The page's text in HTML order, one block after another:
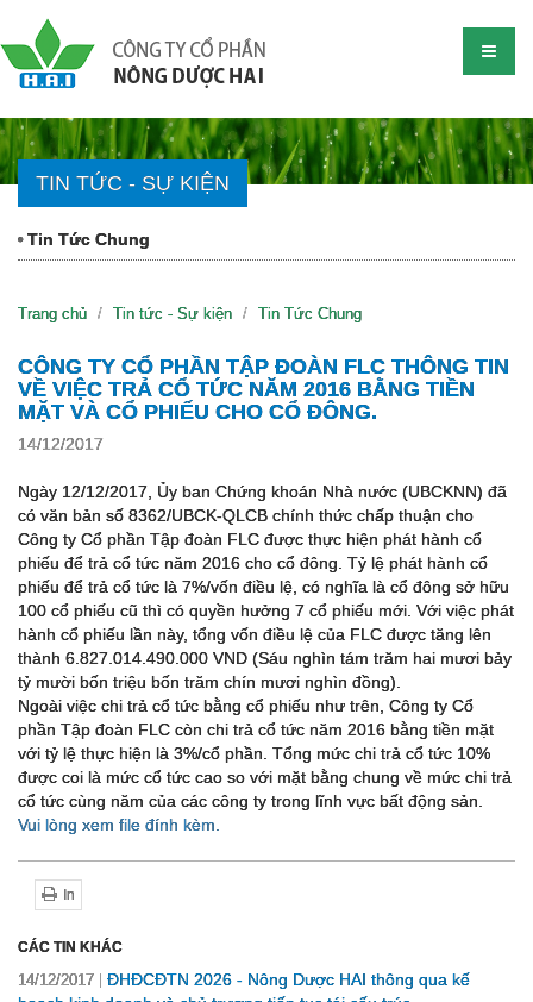
TIN TỨC - SỰ KIỆN
Tin Tức Chung
Trang chủ Tin tức - Sự kiện Tin Tức Chung
CÔNG TY CỔ PHẦN TẬP ĐOÀN FLC THÔNG TIN
VỀ VIỆC TRẢ CỔ TỨC NĂM 2016 BẰNG TIỀN
MẶT VÀ CỔ PHIẾU CHO CỔ ĐÔNG.
14/12/2017
Ngày 12/12/2017, Ủy ban Chứng khoán Nhà nước (UBCKNN) đã
có văn bản số 8362/UBCK-QLCB chính thức chấp thuận cho
Công ty Cổ phần Tập đoàn FLC được thực hiện phát hành cổ
phiếu để trả cổ tức năm 2016 cho cổ đông. Tỷ lệ phát hành cổ
phiếu để trả cổ tức là 7%/vốn điều lệ, có nghĩa là cổ đông sở hữu
100 cổ phiếu cũ thì có quyền hưởng 7 cổ phiếu mới. Với việc phát
hành cổ phiếu lần này, tổng vốn điều lệ của FLC được tăng lên
thành 6.827.014.490.000 VND (Sáu nghìn tám trăm hai mươi bảy
tỷ mười bốn triệu bốn trăm chín mươi nghìn đồng).
Ngoài việc chi trả cổ tức bằng cổ phiếu như trên, Công ty Cổ
phần Tập đoàn FLC còn chi trả cổ tức năm 2016 bằng tiền mặt
với tỷ lệ thực hiện là 3%/cổ phần. Tổng mức chi trả cổ tức 10%
được coi là mức cổ tức cao so với mặt bằng chung về mức chi trả
cổ tức cùng năm của các công ty trong lĩnh vực bất động sản.
Vui lòng xem file đính kèm.
In
CÁC TIN KHÁC
14/12/2017
ĐHĐCĐTN 2026 - Nông Dược HAI thông qua kế